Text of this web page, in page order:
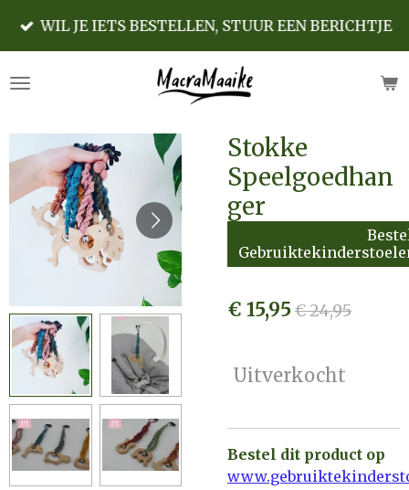
de
WIL JE IETS BESTELLEN, STUUR EEN BERICHTJE
Stokke
Speelgoedhan
ger
€ 15,95€ 24,95
Uitverkocht
Bestel dit product op